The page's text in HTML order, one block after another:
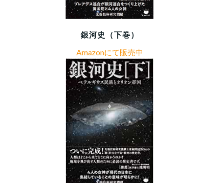
銀河史（下巻）
Amazonにて販売中